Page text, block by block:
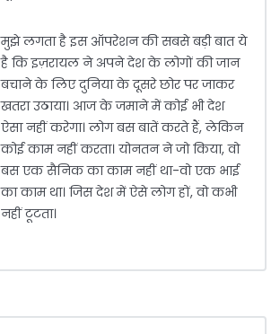
मुझे लगता है इस ऑपरेशन की सबसे बड़ी बात ये
है कि इज़रायल ने अपने देश के लोगों की जान
बचाने के लिए दुनिया के दूसरे छोर पर जाकर
खतरा उठाया। आज के जमाने में कोई भी देश
ऐसा नहीं करेगा। लोग बस बातें करते हैं, लेकिन
कोई काम नहीं करता। योनतन ने जो किया, वो
बस एक सैनिक का काम नहीं था-वो एक भाई
का काम था। जिस देश में ऐसे लोग हों, वो कभी
नहीं टूटता।